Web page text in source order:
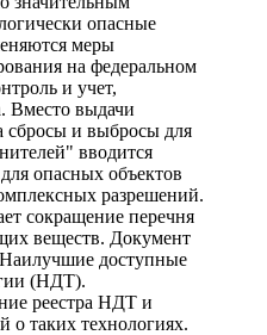
опасные
меры
на федеральном
и учет,
Вместо выдачи
сбросы и выбросы для
вводится
опасных объектов
разрешений.
сокращение перечня
веществ. Документ
доступные
(НДТ).
реестра НДТ и
о таких технологиях.